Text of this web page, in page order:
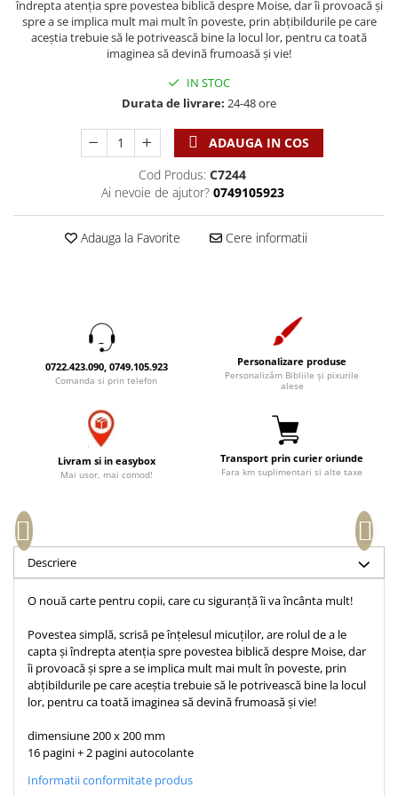
Rugaciune
Cresterea copiilor
Viata de familie
Despre biserica
Predici/ Schite de predici
Instrumente teologice
Dictionare
Enciclopedii
Literatura
Eseuri
Marturii
Romane
Meditatii
Pedagogie
Poezii
Reviste
Sanatate
Pix plastic
Jocuri
Limba Română
Pentru birou
Pix+Semn de carte
Produse din lemn
Accesorii birou
Tablouri din lemn
Pungi cadou cu versete
Puzzle
Sacoșă
Semne de carte
Set cadou
Sticle apa
Suport pentru pahar
Tablouri
Tablouri canvas
Termos
Tablouri
Sibiu
Suport pahar
Magneti
Carti postale
îndrepta atenția spre povestea biblică despre Moise, dar îi provoacă și
spre a se implica mult mai mult în poveste, prin abțibildurile pe care
aceștia trebuie să le potrivească bine la locul lor, pentru ca toată
imaginea să devină frumoasă și vie!
IN STOC
Durata de livrare: 24-48 ore
ADAUGA IN COS
Cod Produs: C7244
Ai nevoie de ajutor? 0749105923
Adauga la Favorite Cere informatii
0722.423.090, 0749.105.923
Comanda si prin telefon
Personalizare produse
Personalizăm Bibliile și pixurile
alese
Livram si in easybox
Mai usor, mai comod!
Transport prin curier oriunde
Fara km suplimentari si alte taxe
Descriere
O nouă carte pentru copii, care cu siguranță îi va încânta mult!
Povestea simplă, scrisă pe înțelesul micuților, are rolul de a le
capta și îndrepta atenția spre povestea biblică despre Moise, dar
îi provoacă și spre a se implica mult mai mult în poveste, prin
abțibildurile pe care aceștia trebuie să le potrivească bine la locul
lor, pentru ca toată imaginea să devină frumoasă și vie!
dimensiune 200 x 200 mm
16 pagini + 2 pagini autocolante
Informatii conformitate produs